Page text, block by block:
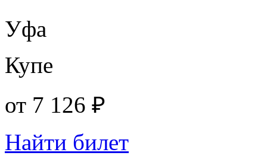
Уфа
Купе
от 7 126 ₽
Найти билет